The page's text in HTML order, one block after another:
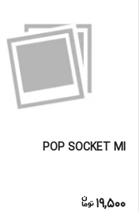
POP SOCKET MI
19,500